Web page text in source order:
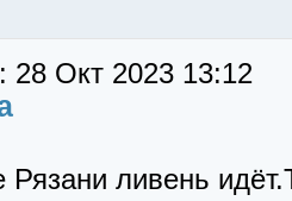
28 Окт 2023 13:12
ливень